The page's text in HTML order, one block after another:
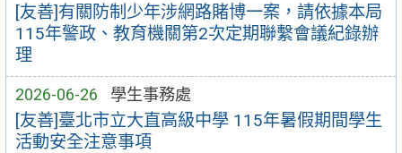
[友善]有關防制少年涉網路賭博一案，請依據本局
115年警政、教育機關第2次定期聯繫會議紀錄辦
理
2026-06-26 學生事務處
[友善]臺北市立大直高級中學 115年暑假期間學生
活動安全注意事項